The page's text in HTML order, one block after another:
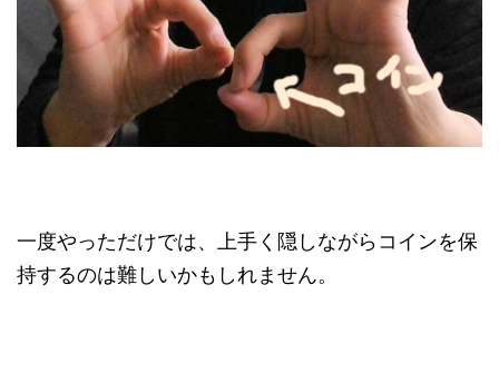
一度やっただけでは、上手く隠しながらコインを保
持するのは難しいかもしれません。